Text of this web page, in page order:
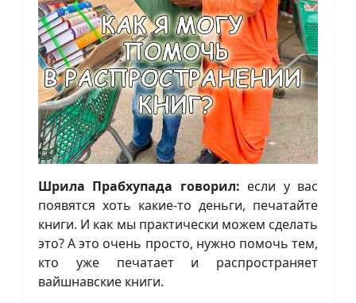
Шрила Прабхупада говорил: если у вас
появятся хоть какие-то деньги, печатайте
книги. И как мы практически можем сделать
это? А это очень просто, нужно помочь тем,
кто уже печатает и распространяет
вайшнавские книги.